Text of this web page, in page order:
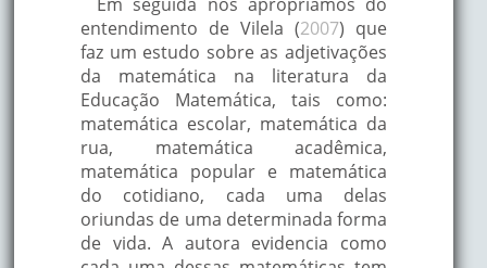
entendimento de Vilela (2007) que
faz um estudo sobre as adjetivações
da matemática na literatura da
Educação Matemática, tais como:
matemática escolar, matemática da
rua, matemática acadêmica,
matemática popular e matemática
do cotidiano, cada uma delas
oriundas de uma determinada forma
de vida. A autora evidencia como